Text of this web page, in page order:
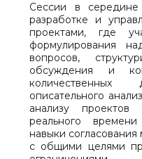
Сессии в
разработке и
проектами, где
формулирования
вопросов,
обсуждения и
описательного
анализу
реального
навыки
с общими целями